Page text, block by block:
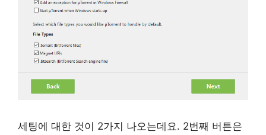
세팅에 대한 것이 2가지 나오는데요. 2번째 버튼은